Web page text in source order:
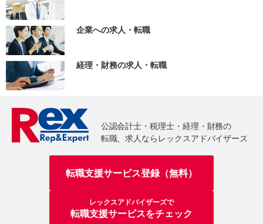
企業への求人・転職
経理・財務の求人・転職
転職支援サービス登録（無料）
レックスアドバイザーズで
転職支援サービスをチェック